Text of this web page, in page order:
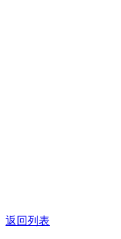
返回列表